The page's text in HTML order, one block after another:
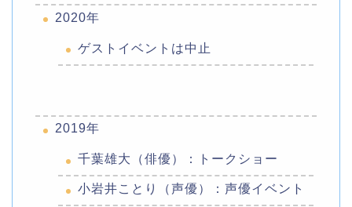
2020年
ゲストイベントは中止
2019年
千葉雄大（俳優）：トークショー
小岩井ことり（声優）：声優イベント